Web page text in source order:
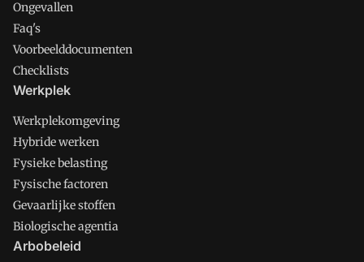
Ongevallen
Faq's
Voorbeelddocumenten
Checklists
Werkplek
Werkplekomgeving
Hybride werken
Fysieke belasting
Fysische factoren
Gevaarlijke stoffen
Biologische agentia
Arbobeleid